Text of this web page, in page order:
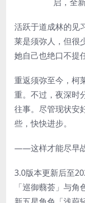
活跃于道成林的见
莱是须弥人，但很
她自己也绝口不提
重返须弥至今，柯
重。不过，夜深时
往事。尽管现状安
些，快快进步。
——这样才能尽早战
3.0版本更新后至
「巡御蘙荟」与